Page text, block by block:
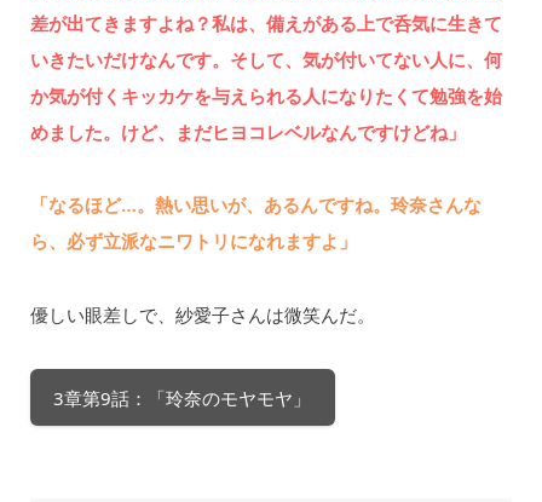
差が出てきますよね？私は、備えがある上で呑気に生きて
いきたいだけなんです。そして、気が付いてない人に、何
か気が付くキッカケを与えられる人になりたくて勉強を始
めました。けど、まだヒヨコレベルなんですけどね」
「なるほど…。熱い思いが、あるんですね。玲奈さんな
ら、必ず立派なニワトリになれますよ」
優しい眼差しで、紗愛子さんは微笑んだ。
3章第9話：「玲奈のモヤモヤ」